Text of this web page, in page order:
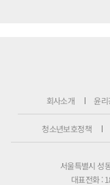
회사소개 윤리
청소년보호정책
서울특별시 성
대표전화 :